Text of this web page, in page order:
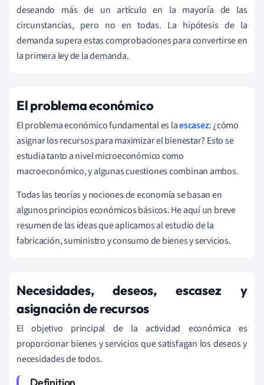
deseando más de un artículo en la mayoría de las
circunstancias, pero no en todas. La hipótesis de la
demanda supera estas comprobaciones para convertirse en
la primera ley de la demanda.
El problema económico
El problema económico fundamental es laescasez: ¿cómo
asignar los recursos para maximizar el bienestar? Esto se
estudia tanto a nivel microeconómico como
macroeconómico, y algunas cuestiones combinan ambos.
Todas las teorías y nociones de economía se basan en
algunos principios económicos básicos. He aquí un breve
resumen de las ideas que aplicamos al estudio de la
fabricación, suministro y consumo de bienes y servicios.
Necesidades, deseos, escasez y
asignación de recursos
El objetivo principal de la actividad económica es
proporcionar bienes y servicios que satisfagan los deseos y
necesidades de todos.